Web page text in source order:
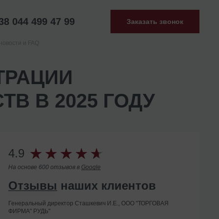
044 499 47 99 Заказать звонок
В 2025 ГОДУ
4.9
На основе 600 отзывов в Google
Отзывы наших клиентов
Генеральный директор Сташкевич И.Е., ООО "ТОРГОВАЯ
ФИРМА" РУДЬ"
Помогли с ликвидацией иностранного